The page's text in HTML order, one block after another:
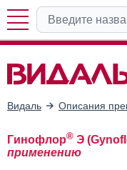
Видаль Описания
Гинофлор® Э
применению